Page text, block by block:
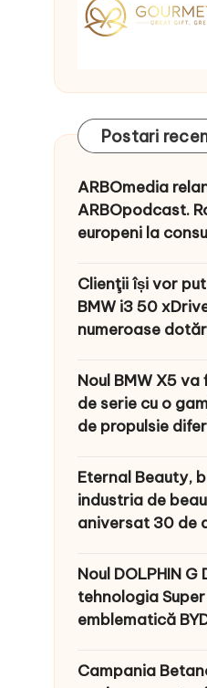
Postari
ARBOmedia
ARBOpodcast.
europeni la
Clienţii își vor
BMW i3 50
numeroase
Noul BMW X5
de serie cu o
de propulsie
Eternal Beauty,
industria de
aniversat 30 de
Noul DOLPHIN
tehnologia
emblematică
Campania